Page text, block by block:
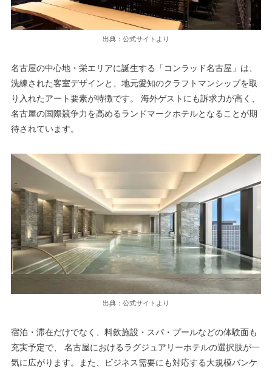
出典：公式サイトより
名古屋の中心地・栄エリアに誕生する「コンラッド名古屋」は、
洗練された客室デザインと、地元愛知のクラフトマンシップを取
り入れたアート要素が特徴です。 海外ゲストにも訴求力が高く、
名古屋の国際競争力を高めるランドマークホテルとなることが期
待されています。
出典：公式サイトより
宿泊・滞在だけでなく、料飲施設・スパ・プールなどの体験面も
充実予定で、 名古屋におけるラグジュアリーホテルの選択肢が一
気に広がります。また、ビジネス需要にも対応する大規模バンケ